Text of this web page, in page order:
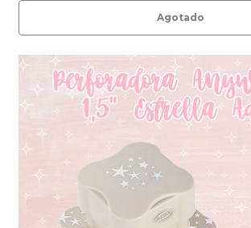
Agotado